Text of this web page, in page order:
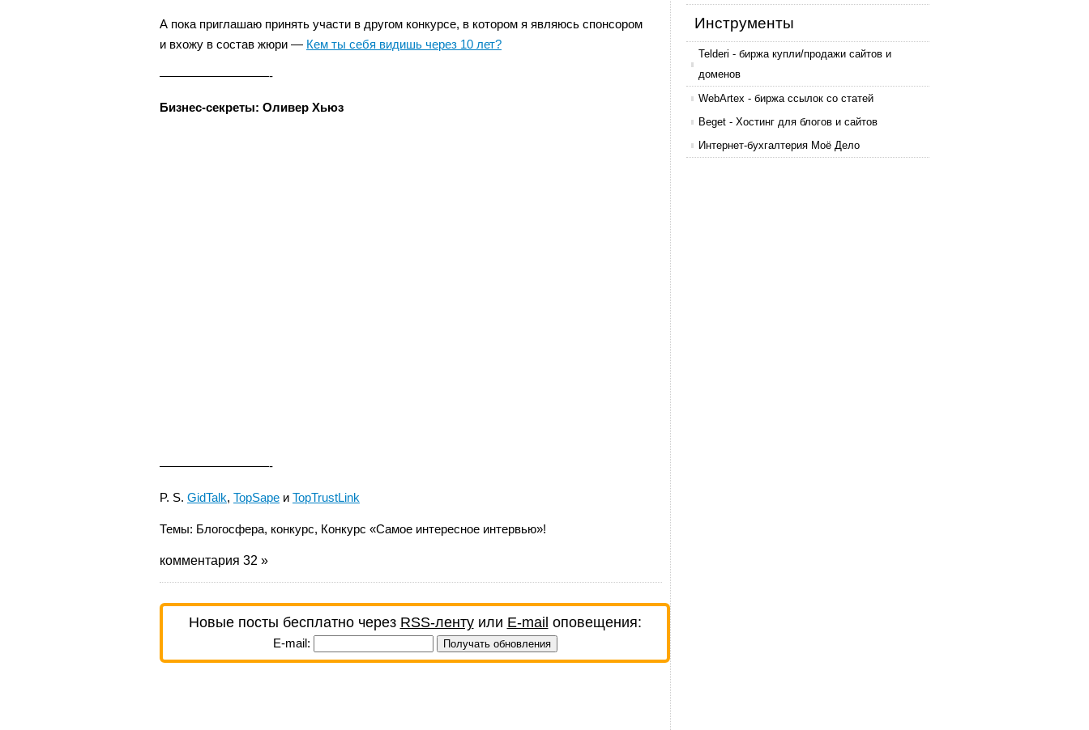
А пока приглашаю принять участи в другом конкурсе, в котором я являюсь спонсором
и вхожу в состав жюри — Кем ты себя видишь через 10 лет?
—————————-
Бизнес-секреты: Оливер Хьюз
—————————-
P. S. GidTalk, TopSape и TopTrustLink
Темы: Блогосфера, конкурс, Конкурс «Самое интересное интервью»!
комментария 32 »
Новые посты бесплатно через RSS-лентуили E-mail оповещения:
E-mail:
Инструменты
Telderi - биржа купли/продажи сайтов и
доменов
WebArtex - биржа ссылок со статей
Beget - Хостинг для блогов и сайтов
Интернет-бухгалтерия Моё Дело